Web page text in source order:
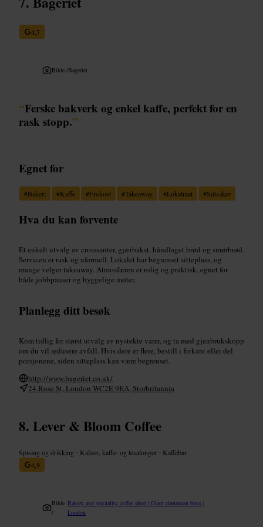
4,7
Bilde /Bageriet
“Ferske bakverk og enkel kaffe, perfekt for en
rask stopp.”
Egnet for
#Bakeri #Kaffe #Frokost #Takeaway #Lokalmat #Søtsaker
Hva du kan forvente
Et enkelt utvalg av croissanter, gjærbakst, håndlaget brød og smørbrød.
Servicen er rask og uformell. Lokalet har begrenset sitteplass, og
mange velger takeaway. Atmosfæren er rolig og praktisk, egnet for
både jobbpauser og hyggelige møter.
Planlegg ditt besøk
Kom tidlig for størst utvalg av nystekte varer, og ta med gjenbrukskopp
om du vil redusere avfall. Hvis dere er flere, bestill i forkant eller del
porsjonene, siden sitteplass kan være begrenset.
http://www.bageriet.co.uk/
24 Rose St, London WC2E 9EA, Storbritannia
Lever & Bloom Coffee
Spising og drikking • Kafeer, kaffe- og tesalonger • Kaffebar
4,9
Bilde
/
Bakery and speciality coffee shop | Giant cinnamon buns |
London